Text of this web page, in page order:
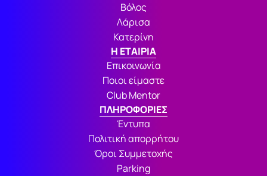
Βόλος
Λάρισα
Κατερίνη
Η ΕΤΑΙΡΙΑ
Επικοινωνία
Ποιοι είμαστε
Club Mentor
ΠΛΗΡΟΦΟΡΙΕΣ
Έντυπα
Πολιτική απορρήτου
Όροι Συμμετοχής
Parking